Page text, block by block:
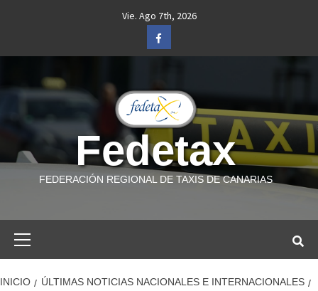
Vie. Ago 7th, 2026
Facebook
Fedetax
FEDERACIÓN REGIONAL DE TAXIS DE CANARIAS
INICIO
ÚLTIMAS NOTICIAS NACIONALES E INTERNACIONALES